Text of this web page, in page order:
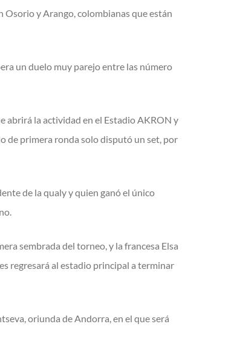
Osorio y Arango, colombianas que están
un duelo muy parejo entre las número
abrirá la actividad en el Estadio AKRON y
de primera ronda solo disputó un set, por
de la qualy y quien ganó el único
sembrada del torneo, y la francesa Elsa
regresará al estadio principal a terminar
oriunda de Andorra, en el que será